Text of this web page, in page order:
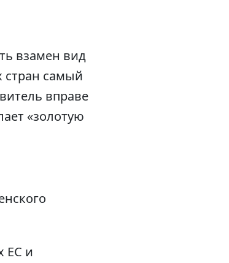
взамен вид
стран самый
вправе
«золотую
ЕС и